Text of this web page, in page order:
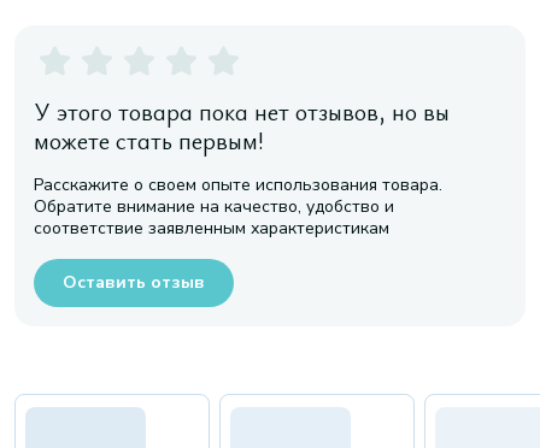
У этого товара пока нет отзывов, но вы
можете стать первым!
Расскажите о своем опыте использования товара.
Обратите внимание на качество, удобство и
соответствие заявленным характеристикам
Оставить отзыв